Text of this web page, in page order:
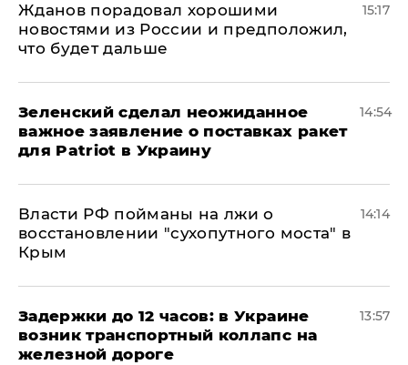
Жданов порадовал хорошими
новостями из России и предположил,
что будет дальше
15:17
Зеленский сделал неожиданное
важное заявление о поставках ракет
для Patriot в Украину
14:54
Власти РФ пойманы на лжи о
восстановлении "сухопутного моста" в
Крым
14:14
Задержки до 12 часов: в Украине
возник транспортный коллапс на
железной дороге
13:57